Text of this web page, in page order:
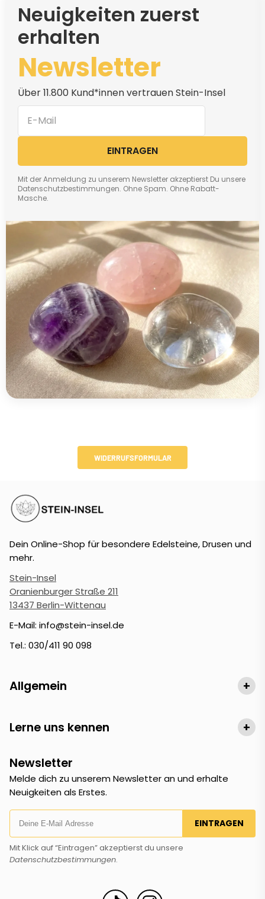
Neuigkeiten zuerst
erhalten
Newsletter
Über 11.800 Kund*innen vertrauen Stein-Insel
EINTRAGEN
Mit der Anmeldung zu unserem Newsletter akzeptierst Du unsere
Datenschutzbestimmungen. Ohne Spam. Ohne Rabatt-
Masche.
WIDERRUFSFORMULAR
Dein Online-Shop für besondere Edelsteine, Drusen und
mehr.
Stein-Insel
Oranienburger Straße 211
13437 Berlin-Wittenau
E-Mail: info@stein-insel.de
Tel.: 030/411 90 098
Allgemein +
Lerne uns kennen +
Newsletter
Melde dich zu unserem Newsletter an und erhalte
Neuigkeiten als Erstes.
EINTRAGEN
Mit Klick auf “Eintragen” akzeptierst du unsere
Datenschutzbestimmungen.